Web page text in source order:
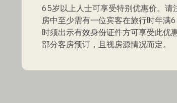
65岁以上人士可享受特别优惠价。请
房中至少需有一位宾客在旅行时年满
时须出示有效身份证件方可享受此优
部分客房预订，且视房源情况而定。